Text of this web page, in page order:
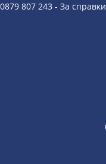
0879 807 243 - За